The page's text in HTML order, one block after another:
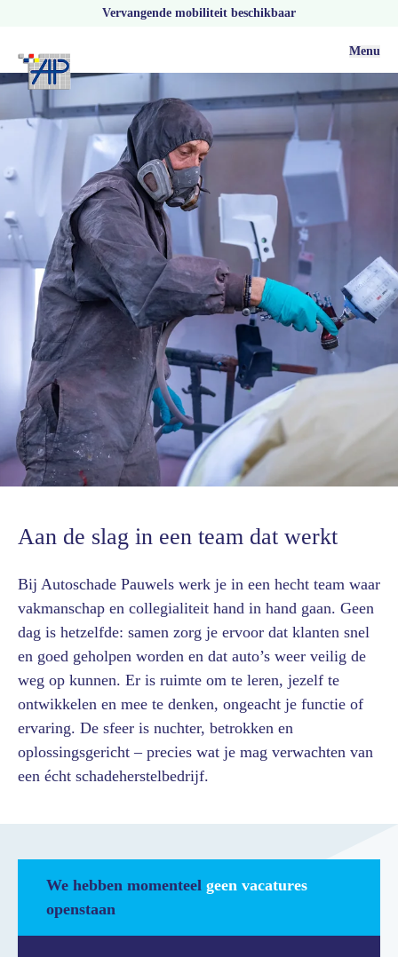
Vervangende mobiliteit beschikbaar
Menu
Aan de slag in een team dat werkt
Bij Autoschade Pauwels werk je in een hecht team waar
vakmanschap en collegialiteit hand in hand gaan. Geen
dag is hetzelfde: samen zorg je ervoor dat klanten snel
en goed geholpen worden en dat auto’s weer veilig de
weg op kunnen. Er is ruimte om te leren, jezelf te
ontwikkelen en mee te denken, ongeacht je functie of
ervaring. De sfeer is nuchter, betrokken en
oplossingsgericht – precies wat je mag verwachten van
een écht schadeherstelbedrijf.
We hebben momenteel geen vacatures
openstaan